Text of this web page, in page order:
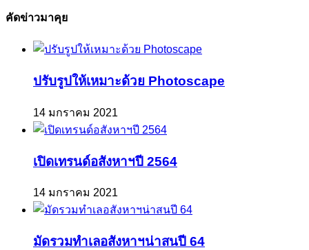
คัดข่าวมาคุย
ปรับรูปให้เหมาะด้วย Photoscape
14 มกราคม 2021
เปิดเทรนด์อสังหาฯปี 2564
14 มกราคม 2021
มัดรวมทำเลอสังหาฯน่าสนปี 64